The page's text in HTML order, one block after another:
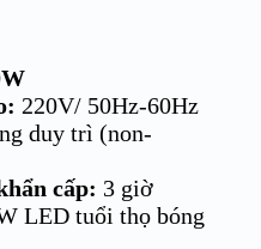
220V/ 50Hz-60Hz
duy trì (non-
cấp: 3 giờ
LED tuổi thọ bóng